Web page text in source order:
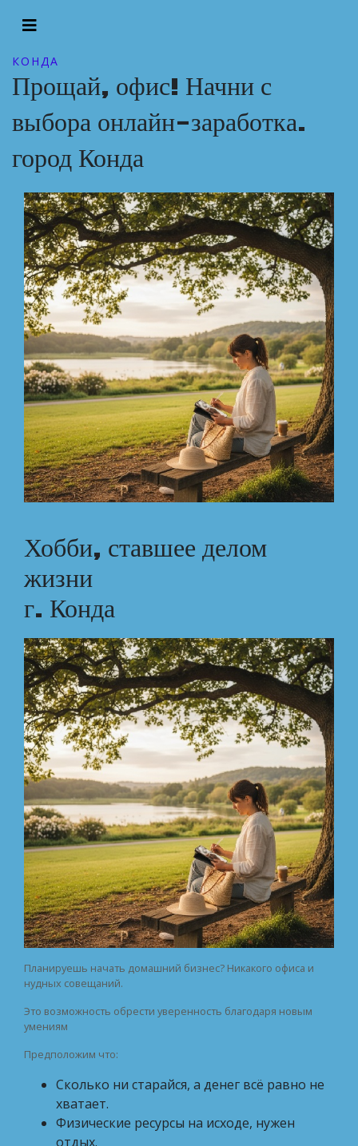
КОНДА
Прощай, офис! Начни с
выбора онлайн-заработка.
город Конда
Хобби, ставшее делом
жизни
г. Конда
Планируешь начать домашний бизнес? Никакого офиса и
нудных совещаний.
Это возможность обрести уверенность благодаря новым
умениям
Предположим что:
Сколько ни старайся, а денег всё равно не
хватает.
Физические ресурсы на исходе, нужен
отдых.